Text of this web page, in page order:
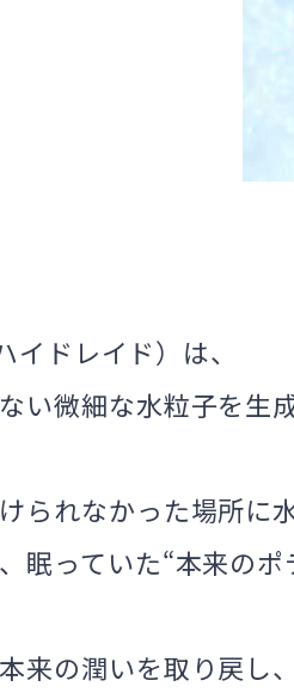
ドレイド）は、
い微細な水粒子を生
られなかった場所に
眠っていた“本来のポ
来の潤いを取り戻し、